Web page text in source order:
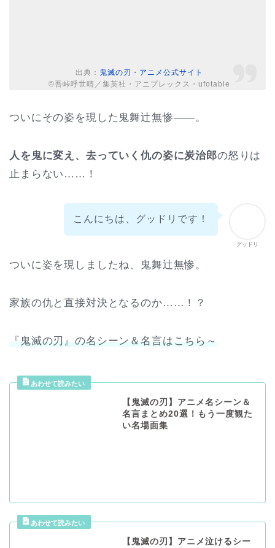
出典： 鬼滅の刃・アニメ公式サイト
©吾峠呼世晴／集英社・アニプレックス・ufotable
ついにその姿を現した鬼舞辻無惨――。
人を鬼に変え、去っていく仇の姿に炭治郎の怒りは
止まらない……！
グッドリ
こんにちは、グッドリです！
ついに姿を現しましたね、鬼舞辻無惨。
家族の仇と直接対決となるのか……！？
『鬼滅の刃』の名シーン＆名言はこちら～
【鬼滅の刃】アニメ名シーン＆
名言まとめ20選！もう一度観た
い名場面集
【鬼滅の刃】アニメ泣けるシー